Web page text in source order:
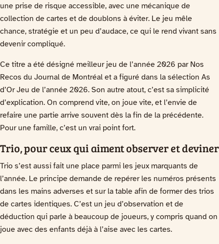
une prise de risque accessible, avec une mécanique de
collection de cartes et de doublons à éviter. Le jeu mêle
chance, stratégie et un peu d’audace, ce qui le rend vivant sans
devenir compliqué.
Ce titre a été désigné meilleur jeu de l’année 2026 par Nos
Recos du Journal de Montréal et a figuré dans la sélection As
d’Or Jeu de l’année 2026. Son autre atout, c’est sa simplicité
d’explication. On comprend vite, on joue vite, et l’envie de
refaire une partie arrive souvent dès la fin de la précédente.
Pour une famille, c’est un vrai point fort.
Trio, pour ceux qui aiment observer et deviner
Trio s’est aussi fait une place parmi les jeux marquants de
l’année. Le principe demande de repérer les numéros présents
dans les mains adverses et sur la table afin de former des trios
de cartes identiques. C’est un jeu d’observation et de
déduction qui parle à beaucoup de joueurs, y compris quand on
joue avec des enfants déjà à l’aise avec les cartes.